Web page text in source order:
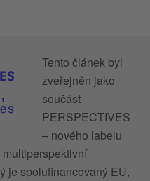
Tento článek byl
zveřejněn jako
součást
PERSPECTIVES
– nového labelu
je spolufinancovaný EU,